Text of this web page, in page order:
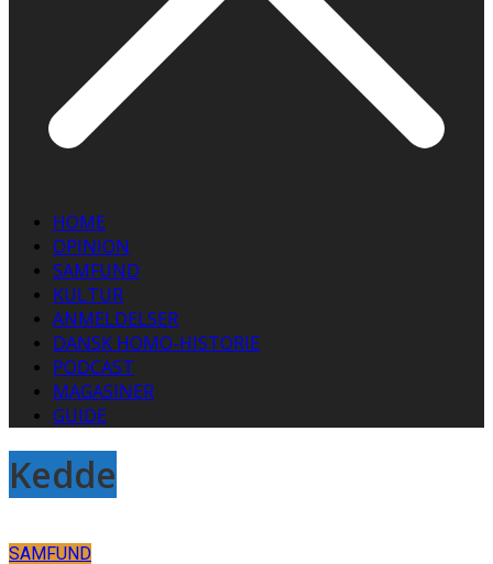
HOME
OPINION
SAMFUND
KULTUR
ANMELDELSER
DANSK HOMO-HISTORIE
PODCAST
MAGASINER
GUIDE
Kedde
SAMFUND